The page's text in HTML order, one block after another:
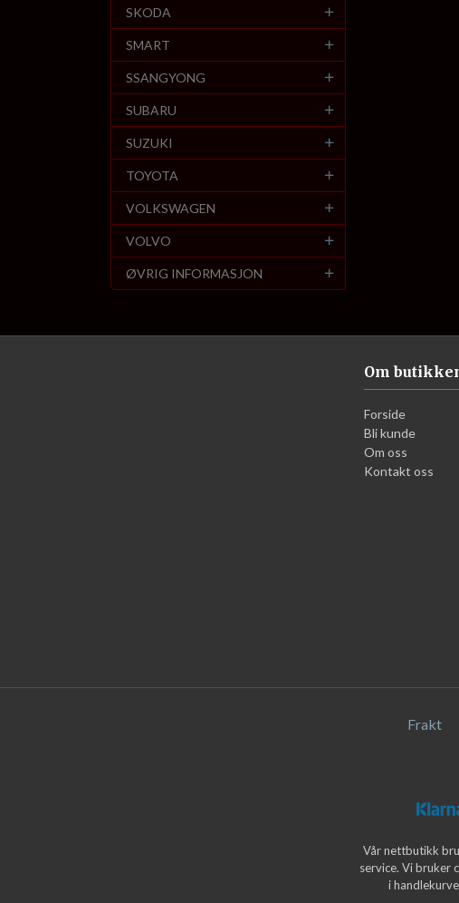
SKODA
SMART
SSANGYONG
SUBARU
SUZUKI
TOYOTA
VOLKSWAGEN
VOLVO
ØVRIG INFORMASJON
Om
Forside
Bli kunde
Om oss
Kontakt oss
Frakt
Vår nettbutikk
service. Vi bruker
i